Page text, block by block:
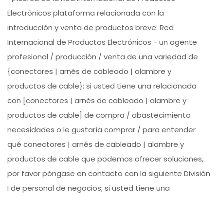
Electrónicos plataforma relacionada con la
introducción y venta de productos breve: Red
Internacional de Productos Electrónicos - un agente
profesional / producción / venta de una variedad de
{conectores | arnés de cableado | alambre y
productos de cable}; si usted tiene una relacionada
con [conectores | arnés de cableado | alambre y
productos de cable] de compra / abastecimiento
necesidades o le gustaría comprar / para entender
qué conectores | arnés de cableado | alambre y
productos de cable que podemos ofrecer soluciones,
por favor póngase en contacto con la siguiente División
I de personal de negocios; si usted tiene una